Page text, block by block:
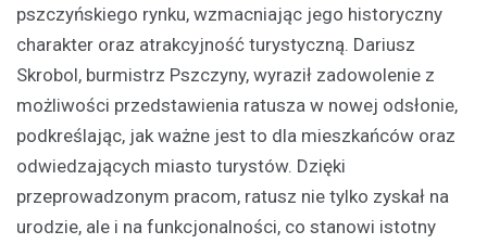
pszczyńskiego rynku, wzmacniając jego historyczny
charakter oraz atrakcyjność turystyczną. Dariusz
Skrobol, burmistrz Pszczyny, wyraził zadowolenie z
możliwości przedstawienia ratusza w nowej odsłonie,
podkreślając, jak ważne jest to dla mieszkańców oraz
odwiedzających miasto turystów. Dzięki
przeprowadzonym pracom, ratusz nie tylko zyskał na
urodzie, ale i na funkcjonalności, co stanowi istotny